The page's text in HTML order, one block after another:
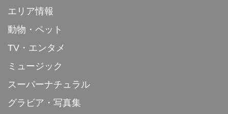
エリア情報
動物・ペット
TV・エンタメ
ミュージック
スーパーナチュラル
グラビア・写真集